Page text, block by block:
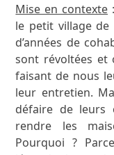
Mise en contexte
le petit village de
d’années de
sont révoltées et
faisant de nous
leur entretien.
défaire de leurs
rendre les
Pourquoi ?